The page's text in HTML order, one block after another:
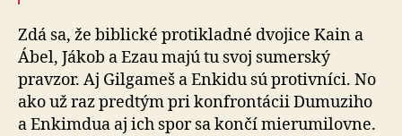
Zdá sa, že biblické protikladné dvojice Kain a
Ábel, Jákob a Ezau majú tu svoj sumerský
pravzor. Aj Gilgameš a Enkidu sú protivníci. No
ako už raz predtým pri konfrontácii Dumuziho
a Enkimdua aj ich spor sa končí mierumilovne.